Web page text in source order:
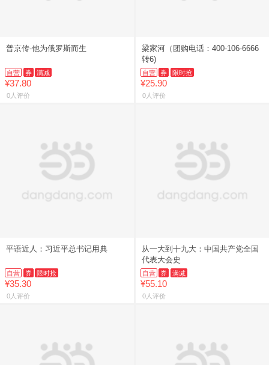
普京传-他为俄罗斯而生
自营 券 满减
¥37.80
0人评价
梁家河（团购电话：400-106-6666
转6)
自营 券 限时抢
¥25.90
0人评价
平语近人：习近平总书记用典
自营 券 限时抢
¥35.30
0人评价
从一大到十九大：中国共产党全国
代表大会史
自营 券 满减
¥55.10
0人评价